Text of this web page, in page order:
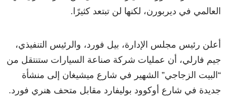
العالمي في ديربورن، لكنها لن تبتعد كثيرًا.
أعلن رئيس مجلس الإدارة، بيل فورد، والرئيس التنفيذي،
جيم فارلي، أن عمليات شركة صناعة السيارات ستنتقل من
“البيت الزجاجي” الشهير في شارع ميشيغان إلى منشأة
جديدة في شارع أوكوود بوليفارد مقابل متحف هنري فورد.